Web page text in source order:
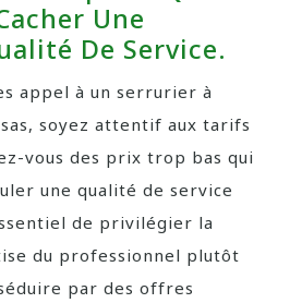
Une
De Service.
appel à un serrurier à
soyez attentif aux tarifs
vous des prix trop bas qui
une qualité de service
de privilégier la
du professionnel plutôt
par des offres